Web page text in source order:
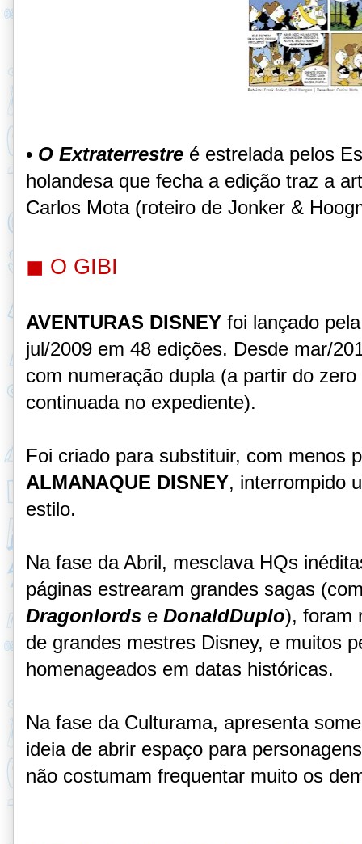
• O Extraterrestre é estrelada pelos
holandesa que fecha a edição traz a
Carlos Mota (roteiro de Jonker &
◼ O GIBI
AVENTURAS DISNEY foi lançado
jul/2009 em 48 edições. Desde mar/
com numeração dupla (a partir do
continuada no expediente).
Foi criado para substituir, com menos
ALMANAQUE DISNEY, interrompido
estilo.
Na fase da Abril, mesclava HQs
páginas estrearam grandes sagas
Dragonlords e DonaldDuplo), foram
de grandes mestres Disney, e muitos
homenageados em datas históricas.
Na fase da Culturama, apresenta
ideia de abrir espaço para
não costumam frequentar muito os